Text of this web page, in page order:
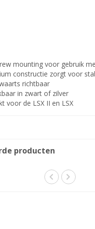
mounting voor gebruik
constructie zorgt voor
richtbaar
in zwart of zilver
voor de LSX II en LSX
producten